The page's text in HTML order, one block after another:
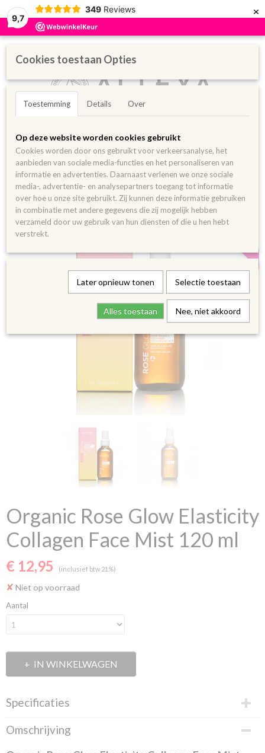
9,7
349 Reviews ×
Home>Huidverzorging>Lichaamsverzorging>Organic Rose Glow
Elasticity Collagen Face Mist 120 ml
Nieuw
Organic Rose Glow Elasticity
Collagen Face Mist 120 ml
€ 12,95 (inclusief btw 21%)
✘ Niet op voorraad
Aantal
IN WINKELWAGEN
Specificaties
Productcode
010180016
EAN code
Omschrijving
Cookies toestaan Opties
Toestemming Details Over
Op deze website worden cookies gebruikt
Cookies worden door ons gebruikt voor verkeersanalyse, het
aanbieden van sociale media-functies en het personaliseren van
informatie en advertenties. Daarnaast verlenen we onze sociale
media-, advertentie- en analysepartners toegang tot informatie
over hoe u onze site gebruikt. Zij kunnen deze informatie gebruiken
in combinatie met andere gegevens die zij mogelijk hebben
verzameld door uw gebruik van hun diensten of die u hen hebt
verstrekt.
Later opnieuw tonen Selectie toestaan
Alles toestaan Nee, niet akkoord